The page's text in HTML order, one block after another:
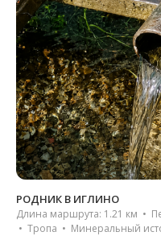
РОДНИК В ИГЛИНО
Длина маршрута: 1.21 км •
• Тропа • Минеральный